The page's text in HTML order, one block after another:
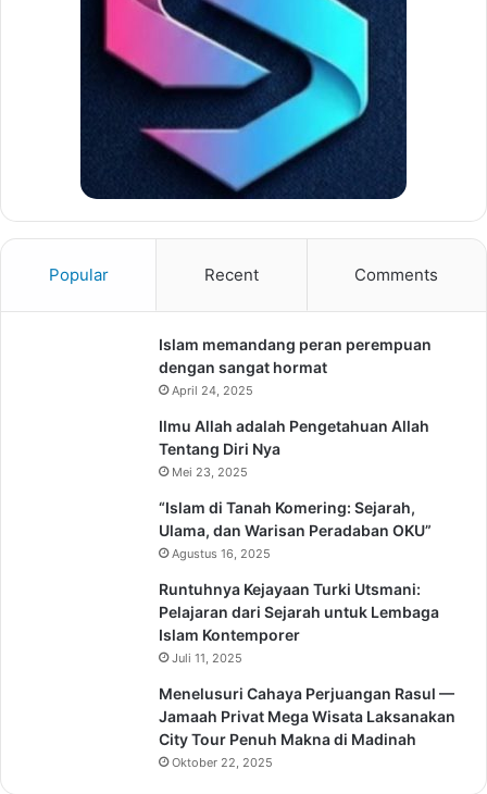
Popular Recent Comments
Islam memandang peran perempuan
dengan sangat hormat
April 24, 2025
Ilmu Allah adalah Pengetahuan Allah
Tentang Diri Nya
Mei 23, 2025
“Islam di Tanah Komering: Sejarah,
Ulama, dan Warisan Peradaban OKU”
Agustus 16, 2025
Runtuhnya Kejayaan Turki Utsmani:
Pelajaran dari Sejarah untuk Lembaga
Islam Kontemporer
Juli 11, 2025
Menelusuri Cahaya Perjuangan Rasul —
Jamaah Privat Mega Wisata Laksanakan
City Tour Penuh Makna di Madinah
Oktober 22, 2025